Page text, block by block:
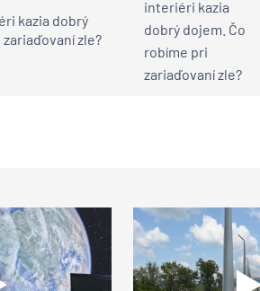
kazia dobrý
zle?